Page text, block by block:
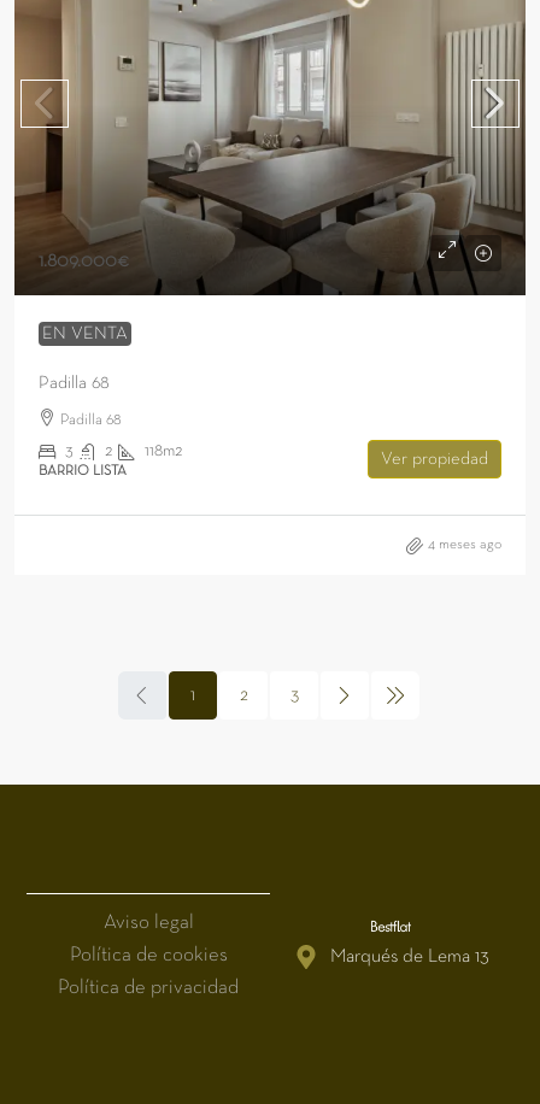
1.809.000€
EN VENTA
Padilla 68
Padilla 68
3 2 118m2
BARRIO LISTA
Ver propiedad
4 meses ago
1 2 3
Marqués de Lema 13
Aviso legal
Política de cookies
Política de privacidad